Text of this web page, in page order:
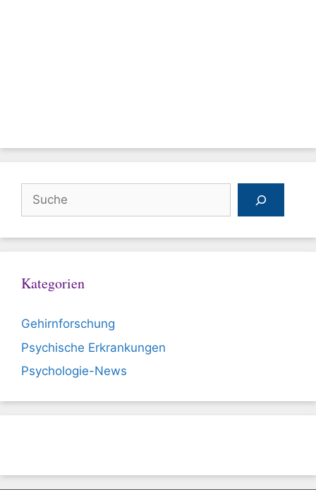
Suchen
Kategorien
Gehirnforschung
Psychische Erkrankungen
Psychologie-News